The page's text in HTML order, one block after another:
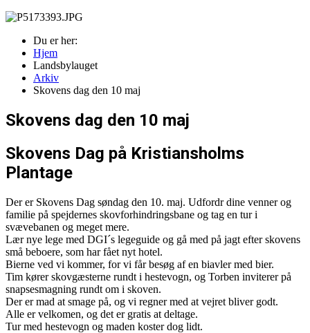
Du er her:
Hjem
Landsbylauget
Arkiv
Skovens dag den 10 maj
Skovens dag den 10 maj
Skovens Dag på Kristiansholms
Plantage
Der er Skovens Dag søndag den 10. maj. Udfordr dine venner og
familie på spejdernes skovforhindringsbane og tag en tur i
svævebanen og meget mere.
Lær nye lege med DGI´s legeguide og gå med på jagt efter skovens
små beboere, som har fået nyt hotel.
Bierne ved vi kommer, for vi får besøg af en biavler med bier.
Tim kører skovgæsterne rundt i hestevogn, og Torben inviterer på
snapsesmagning rundt om i skoven.
Der er mad at smage på, og vi regner med at vejret bliver godt.
Alle er velkomen, og det er gratis at deltage.
Tur med hestevogn og maden koster dog lidt.